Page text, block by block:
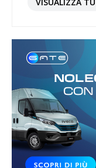
VISUALIZZA